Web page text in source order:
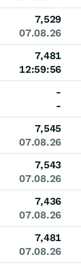
7,529
07.08.26
7,481
12:59:56
-
-
7,545
07.08.26
7,543
07.08.26
7,436
07.08.26
7,481
07.08.26